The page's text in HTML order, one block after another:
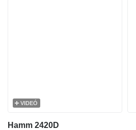
VIDEÓ
Hamm 2420D